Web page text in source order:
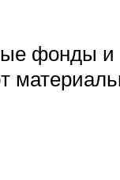
фонды